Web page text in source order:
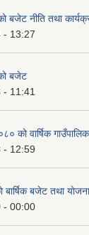
नीति तथा
- 13:27
बजेट
11:41
को वार्षिक
- 12:59
बजेट तथा
- 00:00